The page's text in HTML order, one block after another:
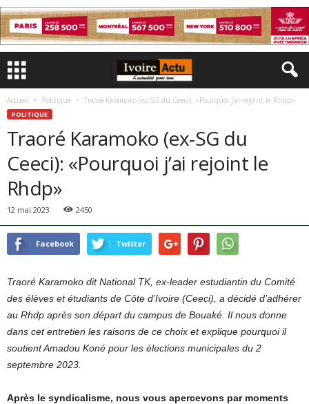
Accueil Politique Traoré Karamoko (ex-SG du Ceeci): «Pourquoi j’ai rejoint le Rhdp»
POLITIQUE
Traoré Karamoko (ex-SG du
Ceeci): «Pourquoi j’ai rejoint le
Rhdp»
12 mai 2023 2450
Facebook Twitter
Traoré Karamoko dit National TK, ex-leader estudiantin du Comité
des élèves et étudiants de Côte d’Ivoire (Ceeci), a décidé d’adhérer
au Rhdp après son départ du campus de Bouaké. Il nous donne
dans cet entretien les raisons de ce choix et explique pourquoi il
soutient Amadou Koné pour les élections municipales du 2
septembre 2023.
Après le syndicalisme, nous vous apercevons par moments